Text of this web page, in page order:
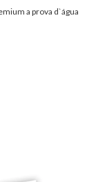
a prova d`água